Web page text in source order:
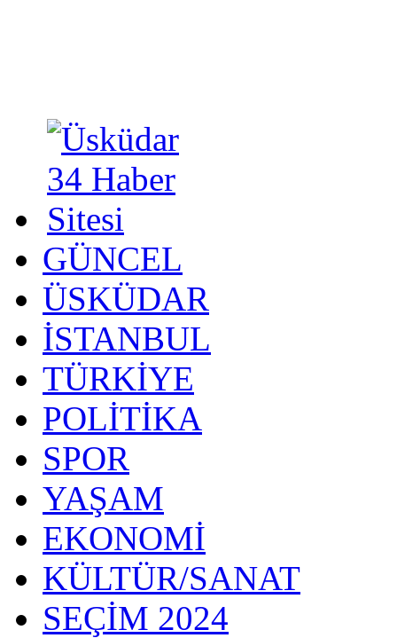
GÜNCEL
ÜSKÜDAR
İSTANBUL
TÜRKİYE
POLİTİKA
SPOR
YAŞAM
EKONOMİ
KÜLTÜR/SANAT
SEÇİM 2024